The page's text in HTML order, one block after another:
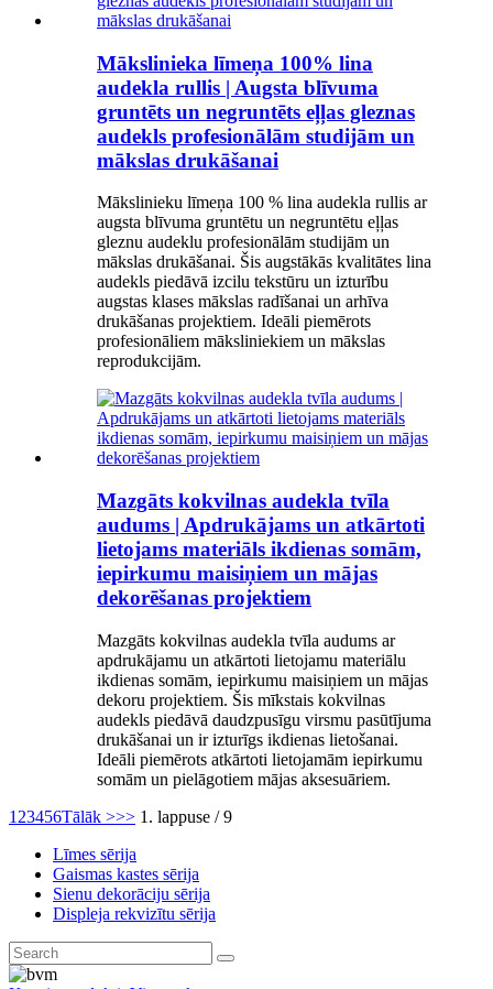
Mākslinieka līmeņa 100% lina
audekla rullis | Augsta blīvuma
gruntēts un negruntēts eļļas gleznas
audekls profesionālām studijām un
mākslas drukāšanai
Mākslinieku līmeņa 100 % lina audekla rullis ar
augsta blīvuma gruntētu un negruntētu eļļas
gleznu audeklu profesionālām studijām un
mākslas drukāšanai. Šis augstākās kvalitātes lina
audekls piedāvā izcilu tekstūru un izturību
augstas klases mākslas radīšanai un arhīva
drukāšanas projektiem. Ideāli piemērots
profesionāliem māksliniekiem un mākslas
reprodukcijām.
Mazgāts kokvilnas audekla tvīla
audums | Apdrukājams un atkārtoti
lietojams materiāls ikdienas somām,
iepirkumu maisiņiem un mājas
dekorēšanas projektiem
Mazgāts kokvilnas audekla tvīla audums ar
apdrukājamu un atkārtoti lietojamu materiālu
ikdienas somām, iepirkumu maisiņiem un mājas
dekoru projektiem. Šis mīkstais kokvilnas
audekls piedāvā daudzpusīgu virsmu pasūtījuma
drukāšanai un ir izturīgs ikdienas lietošanai.
Ideāli piemērots atkārtoti lietojamām iepirkumu
somām un pielāgotiem mājas aksesuāriem.
1 23456Tālāk >>> 1. lappuse / 9
Līmes sērija
Gaismas kastes sērija
Sienu dekorāciju sērija
Displeja rekvizītu sērija